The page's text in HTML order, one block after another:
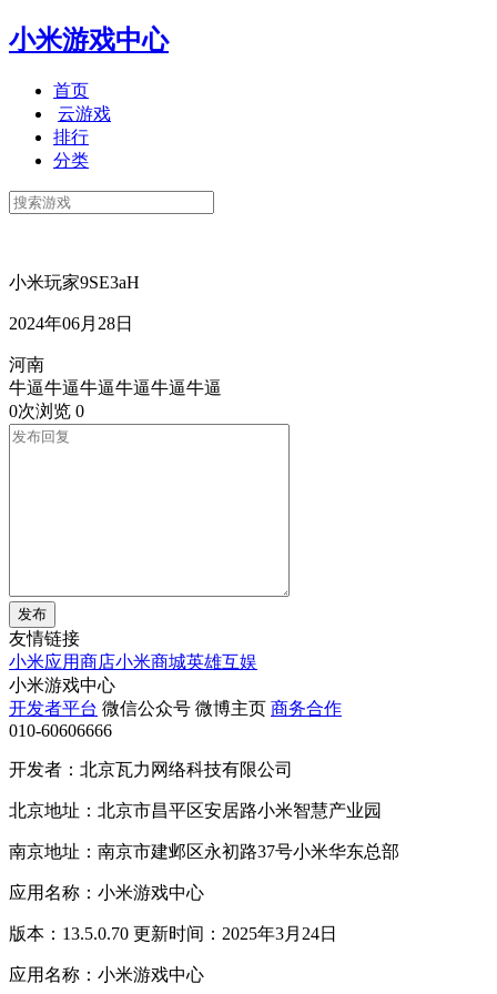
小米游戏中心
首页
云游戏
排行
分类
小米玩家9SE3aH
2024年06月28日
河南
牛逼牛逼牛逼牛逼牛逼牛逼
0次浏览 0
发布
友情链接
小米应用商店小米商城英雄互娱
小米游戏中心
开发者平台 微信公众号 微博主页 商务合作
010-60606666
开发者：北京瓦力网络科技有限公司
北京地址：北京市昌平区安居路小米智慧产业园
南京地址：南京市建邺区永初路37号小米华东总部
应用名称：小米游戏中心
版本：13.5.0.70 更新时间：2025年3月24日
应用名称：小米游戏中心